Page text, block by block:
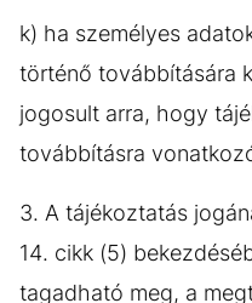
k) ha személyes
történő továbbítására
jogosult arra, hogy
továbbításra
3. A tájékoztatás
14. cikk (5)
tagadható meg, a